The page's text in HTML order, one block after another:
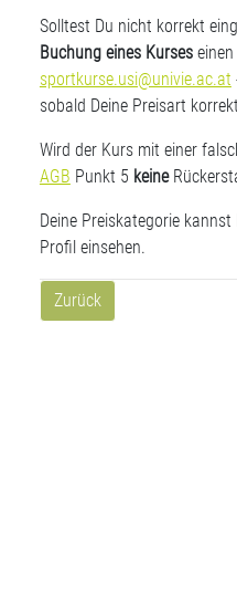
Solltest Du nicht korrekt
Buchung eines Kurses
sportkurse.usi@univie.ac.at
sobald Deine Preisart
Wird der Kurs mit einer
AGB Punkt 5 keine
Deine Preiskategorie
Profil einsehen.
Zurück